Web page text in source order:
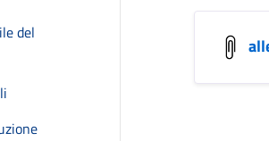
del